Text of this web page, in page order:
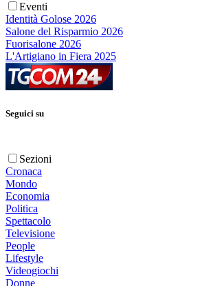
Eventi
Identità Golose 2026
Salone del Risparmio 2026
Fuorisalone 2026
L'Artigiano in Fiera 2025
Seguici su
Sezioni
Cronaca
Mondo
Economia
Politica
Spettacolo
Televisione
People
Lifestyle
Videogiochi
Donne